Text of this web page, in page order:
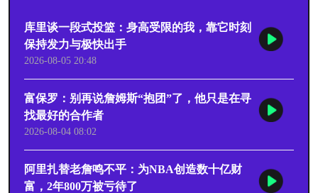
库里谈一段式投篮：身高受限的我，靠它时刻
保持发力与极快出手
2026-08-05 20:48
富保罗：别再说詹姆斯“抱团”了，他只是在寻
找最好的合作者
2026-08-04 08:02
阿里扎替老詹鸣不平：为NBA创造数十亿财
富，2年800万被亏待了